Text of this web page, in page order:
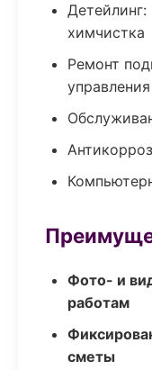
химчистка
Ремонт
управления
Фото- и
работам
сметы